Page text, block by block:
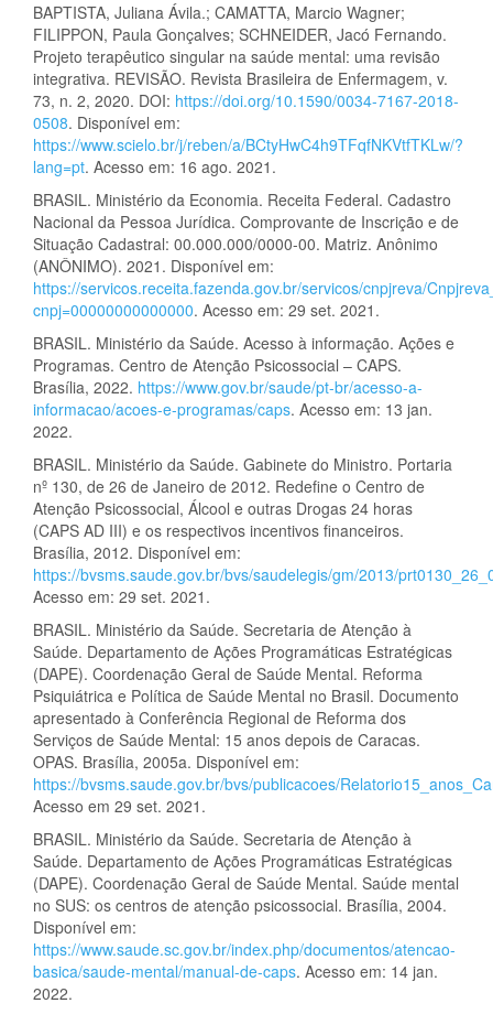
BAPTISTA, Juliana Ávila.; CAMATTA, Marcio Wagner;
FILIPPON, Paula Gonçalves; SCHNEIDER, Jacó Fernando.
Projeto terapêutico singular na saúde mental: uma revisão
integrativa. REVISÃO. Revista Brasileira de Enfermagem, v.
73, n. 2, 2020. DOI: https://doi.org/10.1590/0034-7167-2018-
0508. Disponível em:
https://www.scielo.br/j/reben/a/BCtyHwC4h9TFqfNKVtfTKLw/?
lang=pt. Acesso em: 16 ago. 2021.
BRASIL. Ministério da Economia. Receita Federal. Cadastro
Nacional da Pessoa Jurídica. Comprovante de Inscrição e de
Situação Cadastral: 00.000.000/0000-00. Matriz. Anônimo
(ANÔNIMO). 2021. Disponível em:
https://servicos.receita.fazenda.gov.br/servicos/cnpjreva/
cnpj=00000000000000. Acesso em: 29 set. 2021.
BRASIL. Ministério da Saúde. Acesso à informação. Ações e
Programas. Centro de Atenção Psicossocial – CAPS.
Brasília, 2022. https://www.gov.br/saude/pt-br/acesso-a-
informacao/acoes-e-programas/caps. Acesso em: 13 jan.
2022.
BRASIL. Ministério da Saúde. Gabinete do Ministro. Portaria
nº 130, de 26 de Janeiro de 2012. Redefine o Centro de
Atenção Psicossocial, Álcool e outras Drogas 24 horas
(CAPS AD III) e os respectivos incentivos financeiros.
Brasília, 2012. Disponível em:
https://bvsms.saude.gov.br/bvs/saudelegis/gm/2013/
Acesso em: 29 set. 2021.
BRASIL. Ministério da Saúde. Secretaria de Atenção à
Saúde. Departamento de Ações Programáticas Estratégicas
(DAPE). Coordenação Geral de Saúde Mental. Reforma
Psiquiátrica e Política de Saúde Mental no Brasil. Documento
apresentado à Conferência Regional de Reforma dos
Serviços de Saúde Mental: 15 anos depois de Caracas.
OPAS. Brasília, 2005a. Disponível em:
https://bvsms.saude.gov.br/bvs/publicacoes/
Acesso em 29 set. 2021.
BRASIL. Ministério da Saúde. Secretaria de Atenção à
Saúde. Departamento de Ações Programáticas Estratégicas
(DAPE). Coordenação Geral de Saúde Mental. Saúde mental
no SUS: os centros de atenção psicossocial. Brasília, 2004.
Disponível em:
https://www.saude.sc.gov.br/index.php/documentos/atencao-
basica/saude-mental/manual-de-caps. Acesso em: 14 jan.
2022.